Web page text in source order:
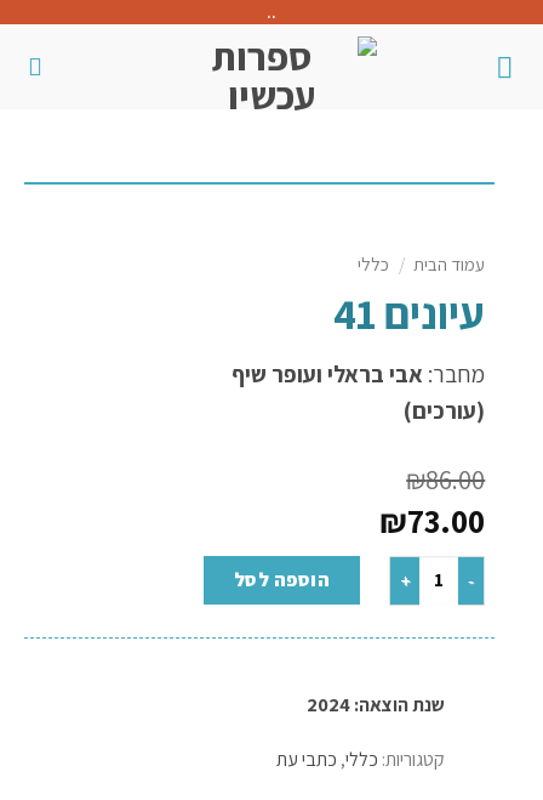
..
עמוד הבית / כללי
עיונים 41
מחבר: אבי בראלי ועופר שיף
(עורכים)
₪86.00
₪73.00
הוספה לסל
שנת הוצאה: 2024
קטגוריות: כללי, כתבי עת